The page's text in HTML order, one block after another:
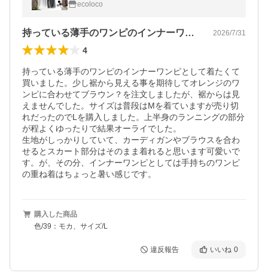
夏 26SS0414R, 爆買
ecoloco
持っている薄手のワンピのインナーワンピ… 2026/7/31
4
持っている薄手のワンピのインナーワンピとして着たくて
買いました。少し裾から見える事を期待してオレンジのワ
ンピに合わせてブラウン？を注文しましたが、裾からは見
えませんでした。サイズは普段はMを着ていますが売り切
れだったのでLを購入しました。上半身のランニングの部分
が程よくゆったりで結果オーライでした。
生地がしっかりしていて、カーディガンやブラウスを合わ
せるとスカート部分はそのまま着れると思います可愛いで
す。が、その分、インナーワンピとしては手持ちのワンピ
の重ね着はちょっと暑い感じです。
購入した商品
色/39：モカ、サイズ/L
違反報告 いいね 0